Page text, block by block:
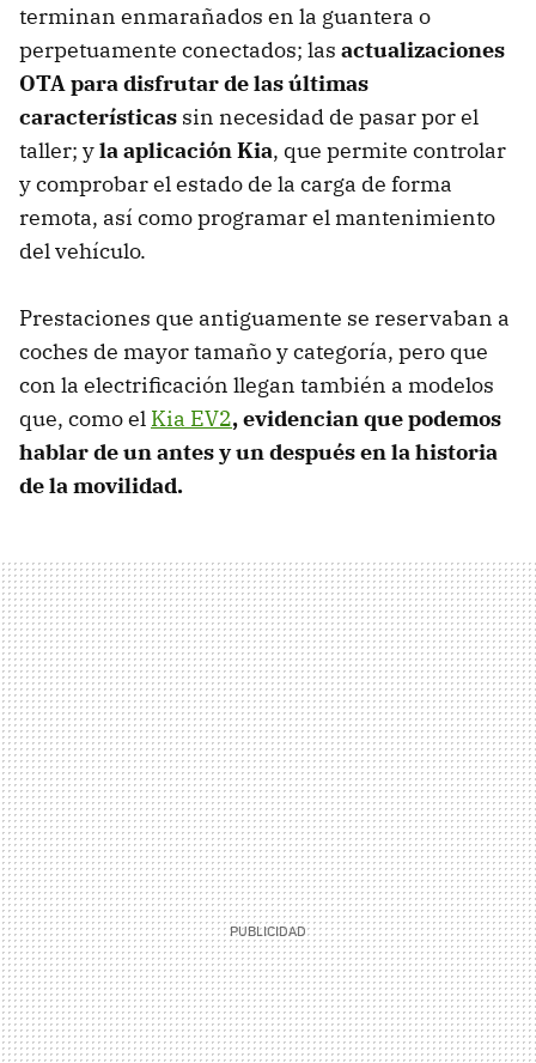
terminan enmarañados en la guantera o
perpetuamente conectados; las actualizaciones
OTA para disfrutar de las últimas
características sin necesidad de pasar por el
taller; yla aplicación Kia, que permite controlar
y comprobar el estado de la carga de forma
remota, así como programar el mantenimiento
del vehículo.
Prestaciones que antiguamente se reservaban a
coches de mayor tamaño y categoría, pero que
con la electrificación llegan también a modelos
que, como el Kia EV2, evidencian que podemos
hablar de un antes y un después en la historia
de la movilidad.